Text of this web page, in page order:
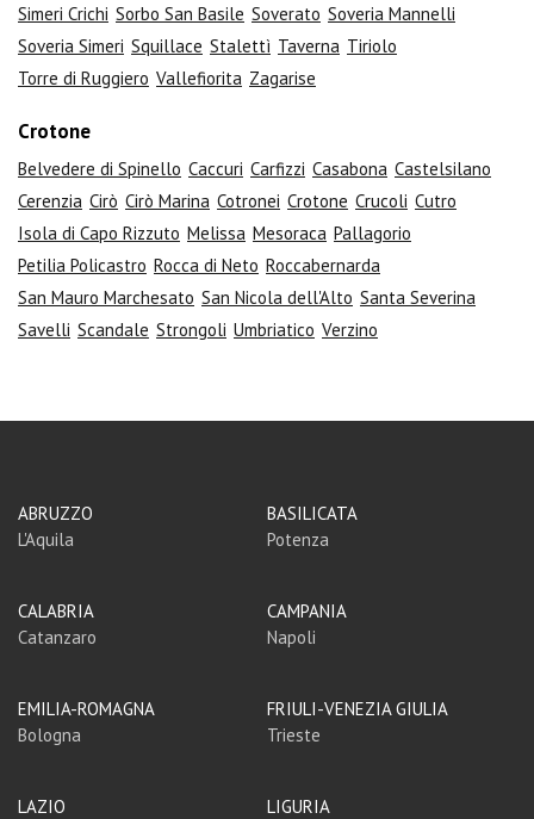
Simeri Crichi Sorbo San Basile Soverato Soveria Mannelli
Soveria Simeri Squillace Stalettì Taverna Tiriolo
Torre di Ruggiero Vallefiorita Zagarise
Crotone
Belvedere di Spinello Caccuri Carfizzi Casabona Castelsilano
Cerenzia Cirò Cirò Marina Cotronei Crotone Crucoli Cutro
Isola di Capo Rizzuto Melissa Mesoraca Pallagorio
Petilia Policastro Rocca di Neto Roccabernarda
San Mauro Marchesato San Nicola dell'Alto Santa Severina
Savelli Scandale Strongoli Umbriatico Verzino
ABRUZZO
L'Aquila
BASILICATA
Potenza
CALABRIA
Catanzaro
CAMPANIA
Napoli
EMILIA-ROMAGNA
Bologna
FRIULI-VENEZIA GIULIA
Trieste
LAZIO
LIGURIA